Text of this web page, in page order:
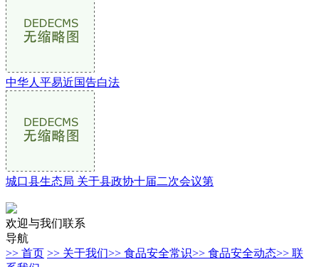
中华人平易近国告白法
城口县生态局 关于县政协十届二次会议第
欢迎与我们联系
导航
>> 首页 >> 关于我们>> 食品安全常识>> 食品安全动态>> 联